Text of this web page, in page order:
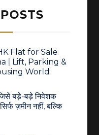
Flat for Sale
| Lift, Parking &
World
बड़े-बड़े निवेशक
ज़मीन नहीं, बल्कि